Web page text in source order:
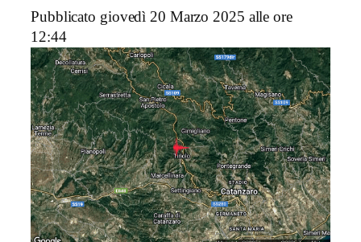
Pubblicato giovedì 20 Marzo 2025 alle ore
12:44